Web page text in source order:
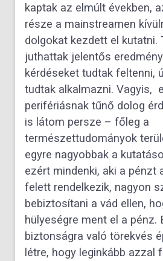
kaptak az elmúlt években,
része a mainstreamen
dolgokat kezdett el kutatni.
juthattak jelentős
kérdéseket tudtak feltenni,
tudtak alkalmazni. Vagyis,
perifériásnak tűnő dolog
is látom persze – főleg a
természettudományok
egyre nagyobbak a
ezért mindenki, aki a pénzt
felett rendelkezik, nagyon
bebiztosítani a vád ellen,
hülyeségre ment el a pénz.
biztonságra való törekvés
létre, hogy leginkább azzal